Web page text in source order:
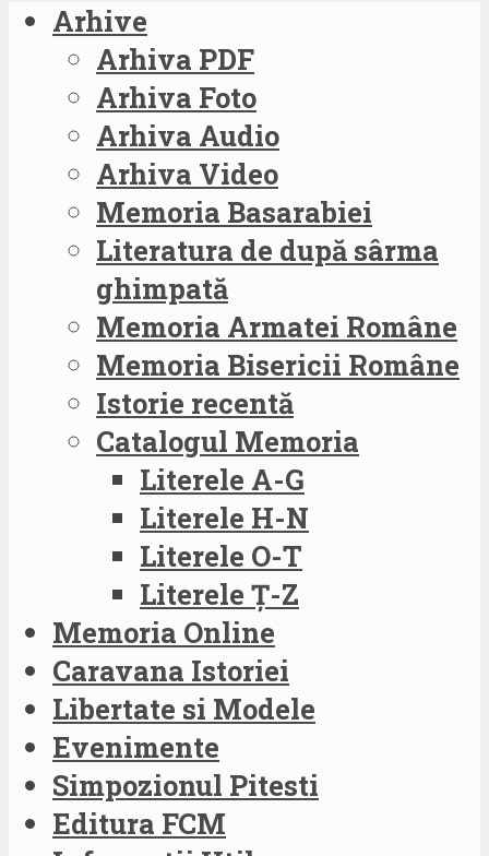
Arhive
Arhiva PDF
Arhiva Foto
Arhiva Audio
Arhiva Video
Memoria Basarabiei
Literatura de după sârma
ghimpată
Memoria Armatei Române
Memoria Bisericii Române
Istorie recentă
Catalogul Memoria
Literele A-G
Literele H-N
Literele O-T
Literele Ț-Z
Memoria Online
Caravana Istoriei
Libertate si Modele
Evenimente
Simpozionul Pitesti
Editura FCM